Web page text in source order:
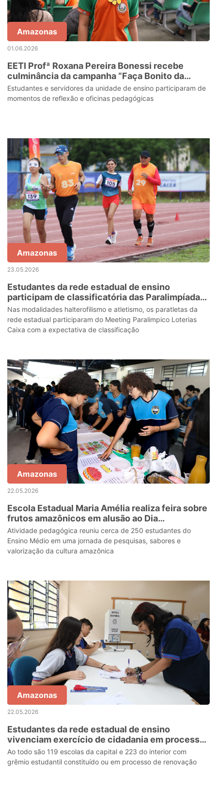
Amazonas
01.06.2026
EETI Profª Roxana Pereira Bonessi recebe
culminância da campanha “Faça Bonito da
Educação 2026”
Estudantes e servidores da unidade de ensino participaram de
momentos de reflexão e oficinas pedagógicas
Amazonas
23.05.2026
Estudantes da rede estadual de ensino
participam de classificatória das Paralimpíadas
Escolares em Manaus
Nas modalidades halterofilismo e atletismo, os paratletas da
rede estadual participaram do Meeting Paralimpico Loterias
Caixa com a expectativa de classificação
Amazonas
22.05.2026
Escola Estadual Maria Amélia realiza feira sobre
frutos amazônicos em alusão ao Dia
Internacional da Biodiversidade
Atividade pedagógica reuniu cerca de 250 estudantes do
Ensino Médio em uma jornada de pesquisas, sabores e
valorização da cultura amazônica
Amazonas
22.05.2026
Estudantes da rede estadual de ensino
vivenciam exercício de cidadania em processo
de eleição do Grêmio Estudantil
Ao todo são 119 escolas da capital e 223 do interior com
grêmio estudantil constituído ou em processo de renovação